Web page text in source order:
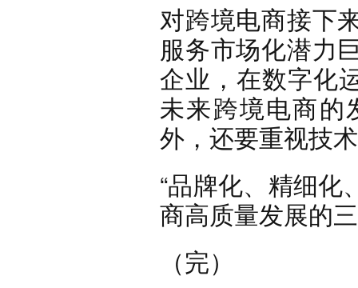
对跨境电商接下
服务市场化潜力
企业，在数字化
未来跨境电商的
外，还要重视技
“品牌化、精细
商高质量发展的
（完）